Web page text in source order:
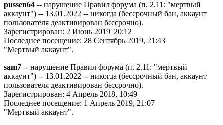
pussen64 -- нарушение Правил форума (п. 2.11: "мертвый
аккаунт") -- 13.01.2022 -- никогда (бессрочный бан, аккаунт
пользователя деактивирован бессрочно).
Зарегистрирован: 2 Июнь 2019, 20:12
Последнее посещение: 28 Сентябрь 2019, 21:43
"Мертвый аккаунт".
sam7 -- нарушение Правил форума (п. 2.11: "мертвый
аккаунт") -- 13.01.2022 -- никогда (бессрочный бан, аккаунт
пользователя деактивирован бессрочно).
Зарегистрирован: 4 Апрель 2018, 10:49
Последнее посещение: 1 Апрель 2019, 21:07
"Мертвый аккаунт".